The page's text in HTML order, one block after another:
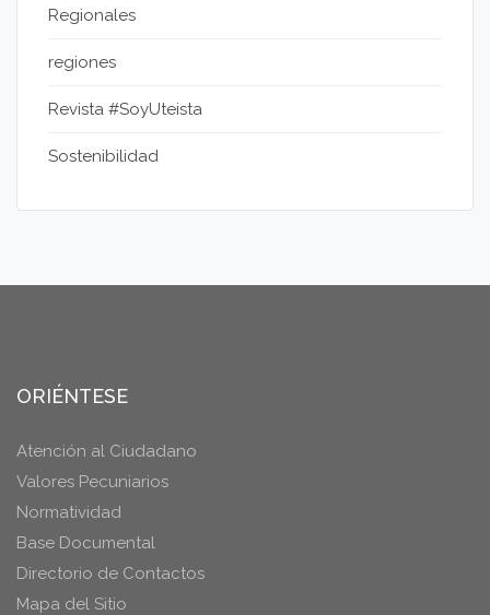
Regionales
regiones
Revista #SoyUteista
Sostenibilidad
ORIÉNTESE
Atención al Ciudadano
Valores Pecuniarios
Normatividad
Base Documental
Directorio de Contactos
Mapa del Sitio